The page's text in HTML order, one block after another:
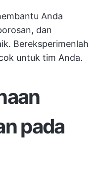
Anda
dan
Bereksperimenlah
untuk tim Anda.
pada